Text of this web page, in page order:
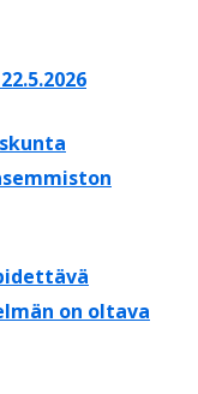
on oltava